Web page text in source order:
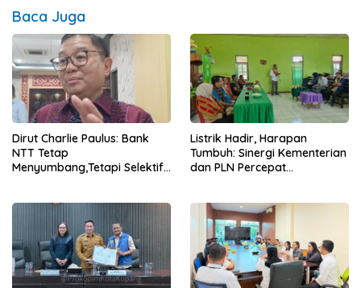
Baca Juga
Dirut Charlie Paulus: Bank
NTT Tetap
Menyumbang,Tetapi Selektif
Listrik Hadir, Harapan
Tumbuh: Sinergi Kementerian
dan PLN Percepat